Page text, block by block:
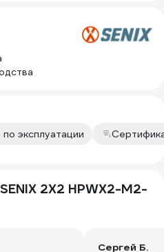
эксплуатации
2X2 HPWX2-M2-
Сергей Б.